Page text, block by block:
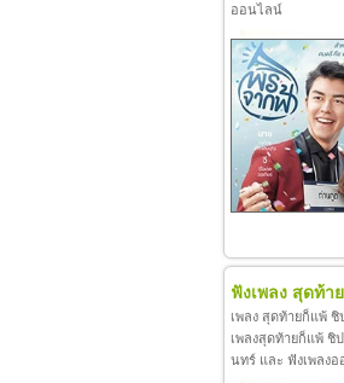
ออนไลน์
ฟังเพลง สุดท้า
เพลง สุดท้ายก็แพ้
เพลงสุดท้ายก็แพ้ ชิ
นทร์ และ ฟังเพลง